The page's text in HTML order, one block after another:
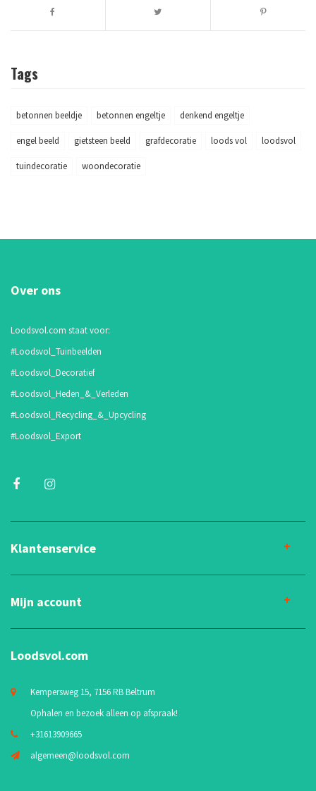
Tags
betonnen beeldje betonnen engeltje denkend engeltje
engel beeld gietsteen beeld grafdecoratie loods vol loodsvol
tuindecoratie woondecoratie
Over ons
Loodsvol.com staat voor:
#Loodsvol_Tuinbeelden
#Loodsvol_Decoratief
#Loodsvol_Heden_&_Verleden
#Loodsvol_Recycling_&_Upcycling
#Loodsvol_Export
Klantenservice
Mijn account
Loodsvol.com
Kempersweg 15, 7156 RB Beltrum
Ophalen en bezoek alleen op afspraak!
+31613909665
algemeen@loodsvol.com